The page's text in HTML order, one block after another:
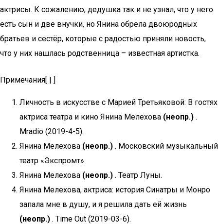
актрисы. К сожалению, дедушка так и не узнал, что у него
есть сын и две внучки, но Янина обрела двоюродных
братьев и сестёр, которые с радостью приняли новость,
что у них нашлась родственница – известная артистка.
Примечания[ | ]
Личность в искусстве с Марией Третьяковой: В гостях
актриса театра и кино Янина Мелехова (неопр.) .
Mradio (2019-4-5).
Янина Мелехова (неопр.) . Московский музыкальный
театр «Экспромт».
Янина Мелехова (неопр.) . Театр Луны.
Янина Мелехова, актриса: история Синатры и Монро
запала мне в душу, и я решила дать ей жизнь
(неопр.) . Time Out (2019-03-6).